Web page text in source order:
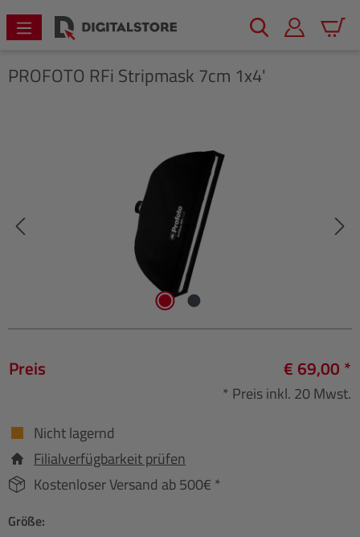
springen
PROFOTO RFi Stripmask 7cm 1x4'
Preis € 69,00 *
* Preis inkl. 20 Mwst.
Nicht lagernd
Filialverfügbarkeit prüfen
Kostenloser Versand ab 500€ *
Größe: